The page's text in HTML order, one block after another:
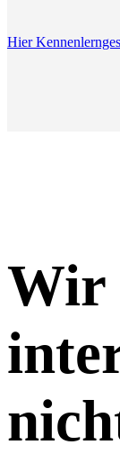
Hier
Wir